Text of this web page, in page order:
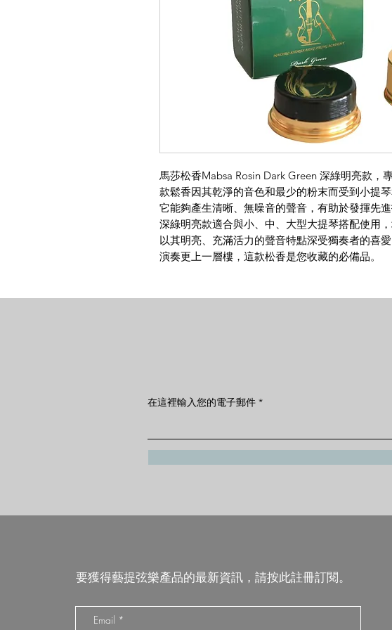
馬莎松香Mabsa Rosin Dark Green 深綠明亮款，
款鬆香因其乾淨的音色和最少的粉末而受到小提琴
它能夠產生清晰、無噪音的聲音，有助於發揮先進
深綠明亮款適合與小、中、大型大提琴搭配使用
以其明亮、充滿活力的聲音特點深受獨奏者的喜
演奏更上一層樓，這款松香是您收藏的必備品。
在這裡輸入您的電子郵件
要獲得藝提弦樂產品的最新資訊，請按此註冊訂閱。
Email *